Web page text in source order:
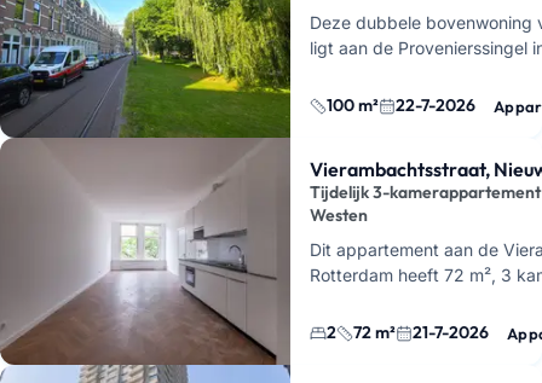
Deze dubbele bovenwoning
ligt aan de Provenierssingel
appartement komt uit 1903,
100 m² 22-7-2026
Vierambachtsstraat,
Tijdelijk 3-kamerappartement
Westen
Dit appartement aan de
Rotterdam heeft 72 m², 3
Westen, in een gebouw uit
2 72 m² 21-7-2026